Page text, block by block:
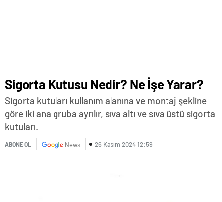
Sigorta Kutusu Nedir? Ne İşe Yarar?
Sigorta kutuları kullanım alanına ve montaj şekline
göre iki ana gruba ayrılır, sıva altı ve sıva üstü sigorta
kutuları.
ABONE OL News 26 Kasım 2024 12:59